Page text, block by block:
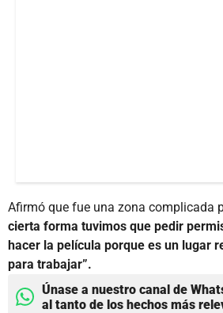
Afirmó que fue una zona complicada
cierta forma tuvimos que pedir
hacer la película porque es un lugar
para trabajar”.
Únase a nuestro canal de
al tanto de los hechos más